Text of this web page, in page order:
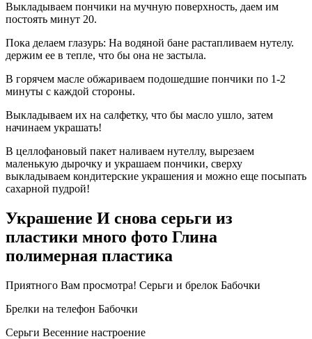
Выкладываем пончики на мучную поверхность, даем им
постоять минут 20.
Пока делаем глазурь: На водяной бане растапливаем нутелу.
держим ее в тепле, что бы она не застыла.
В горячем масле обжариваем подошедшие пончики по 1-2
минуты с каждой стороны.
Выкладываем их на салфетку, что бы масло ушло, затем
начинаем украшать!
В целлофановый пакет наливаем нутеллу, вырезаем
маленькую дырочку и украшаем пончики, сверху
выкладываем кондитерские украшения и можно еще посыпать
сахарной пудрой!
Украшение И снова серьги из
пластики много фото Глина
полимерная пластика
Приятного Вам просмотра! Серьги и брелок Бабочки
Брелки на телефон Бабочки
Серьги Весенние настроение